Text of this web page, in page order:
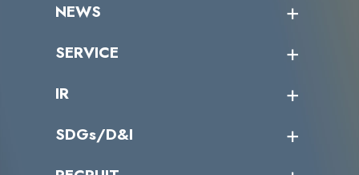
トップメッセージ
ミッション／ビジョン
パートナー企業一覧
NEWS
サイバーニュース
SERVICE
カテゴリー別サービス一覧
IR
IRカレンダー
SDGs/D&I